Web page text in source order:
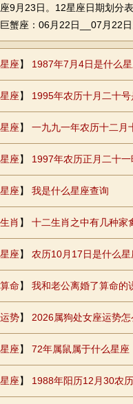
9月23日。12星座日期划分
蟹座：06月22日__07月22日
星座】 1987年7月4日是什么
星座】 1995年农历十月二十
星座】 一九九一年农历十二月
星座】 1997年农历正月二十
星座】 我是什么星座查询
生肖 】 十二生肖之中有几种家
星座】 农历10月17日是什么
算命】 我和老公离婚了算命的
运势】 2026属狗处女座运势
星座】 72年属鼠属于什么星座
星座】 1988年阳历12月30农